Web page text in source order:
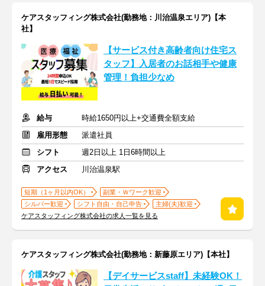
ケアスタッフィング株式会社(勤務地：川治温泉エリア)【本
社】
【サービス付き高齢者向け住宅ス
タッフ】入居者のお話相手や健康
管理！負担少なめ
給与
時給1650円以上+交通費全額支給
雇用形態
派遣社員
シフト
週2日以上 1日6時間以上
アクセス
川治温泉駅
短期（1ヶ月以内OK）
副業・Ｗワーク歓迎
シルバー歓迎
シフト自由・自己申告
主婦(夫)歓迎
ケアスタッフィング株式会社の求人一覧を見る
ケアスタッフィング株式会社(勤務地：新藤原エリア)【本社】
【デイサービスstaff】未経験OK！